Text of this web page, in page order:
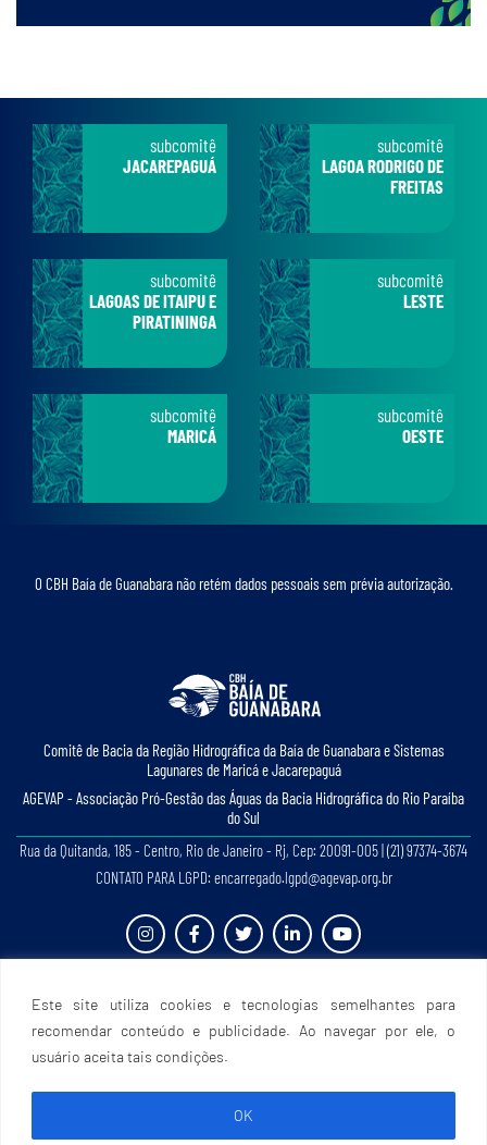
Este site utiliza cookies e tecnologias semelhantes para
recomendar conteúdo e publicidade. Ao navegar por ele, o
usuário aceita tais condições.
OK
subcomitê
JACAREPAGUÁ
subcomitê
LAGOA RODRIGO DE
FREITAS
subcomitê
LAGOAS DE ITAIPU E
PIRATININGA
subcomitê
LESTE
subcomitê
MARICÁ
subcomitê
OESTE
O CBH Baía de Guanabara não retém dados pessoais sem prévia autorização.
Comitê de Bacia da Região Hidrográﬁca da Baía de Guanabara e Sistemas
Lagunares de Maricá e Jacarepaguá
AGEVAP - Associação Pró-Gestão das Águas da Bacia Hidrográﬁca do Rio Paraíba
do Sul
Rua da Quitanda, 185 - Centro, Rio de Janeiro - Rj, Cep: 20091-005 | (21) 97374-3674
CONTATO PARA LGPD: encarregado.lgpd@agevap.org.br